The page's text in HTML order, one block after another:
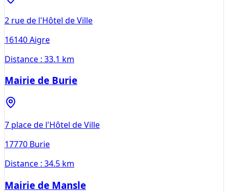
2 rue de l'Hôtel de Ville
16140Aigre
Distance : 33.1 km
Mairie de Burie
7 place de l'Hôtel de Ville
17770 Burie
Distance : 34.5 km
Mairie de Mansle